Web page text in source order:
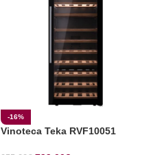
-16%
Vinoteca Teka RVF10051